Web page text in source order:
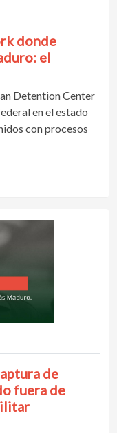
donde
el
Detention Center
en el estado
con procesos
de
fuera de